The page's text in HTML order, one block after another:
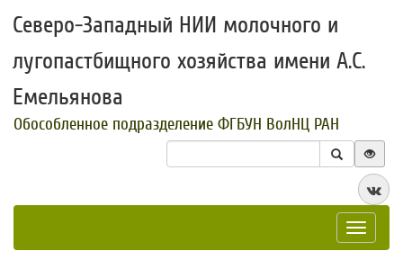
Северо-Западный НИИ молочного и
лугопастбищного хозяйства имени А.С.
Емельянова
Обособленное подразделение ФГБУН ВолНЦ РАН
Toggle